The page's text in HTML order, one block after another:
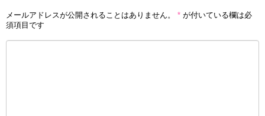
メールアドレスが公開されることはありません。 * が付いている欄は必
須項目です